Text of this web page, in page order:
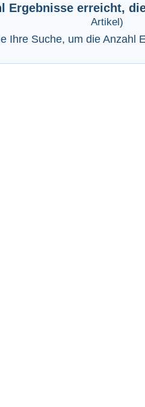
Ergebnisse erreicht,
Artikel)
Ihre Suche, um die Anzahl